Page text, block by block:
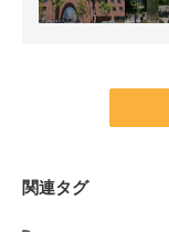
関連タグ